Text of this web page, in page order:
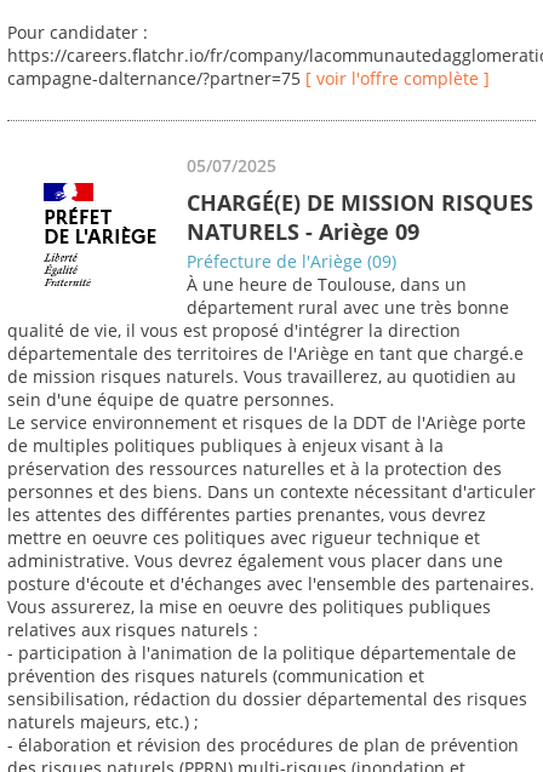
Pour candidater :
https://careers.flatchr.io/fr/company/
campagne-dalternance/?partner=75 [ voir l'offre complète ]
05/07/2025
CHARGÉ(E) DE MISSION RISQUES
NATURELS - Ariège 09
Préfecture de l'Ariège (09)
À une heure de Toulouse, dans un
département rural avec une très bonne
qualité de vie, il vous est proposé d'intégrer la direction
départementale des territoires de l'Ariège en tant que chargé.e
de mission risques naturels. Vous travaillerez, au quotidien au
sein d'une équipe de quatre personnes.
Le service environnement et risques de la DDT de l'Ariège porte
de multiples politiques publiques à enjeux visant à la
préservation des ressources naturelles et à la protection des
personnes et des biens. Dans un contexte nécessitant d'articuler
les attentes des différentes parties prenantes, vous devrez
mettre en oeuvre ces politiques avec rigueur technique et
administrative. Vous devrez également vous placer dans une
posture d'écoute et d'échanges avec l'ensemble des partenaires.
Vous assurerez, la mise en oeuvre des politiques publiques
relatives aux risques naturels :
- participation à l'animation de la politique départementale de
prévention des risques naturels (communication et
sensibilisation, rédaction du dossier départemental des risques
naturels majeurs, etc.) ;
- élaboration et révision des procédures de plan de prévention